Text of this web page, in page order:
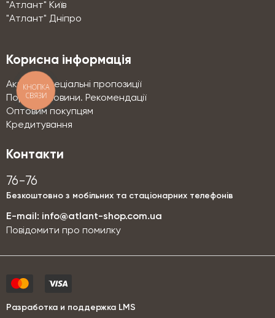
"Атлант" Київ
"Атлант" Дніпро
Корисна інформація
Акції та спеціальні пропозиції
Поради. Новини. Рекомендації
Оптовим покупцям
Кредитування
Контакти
76-76
Безкоштовно з мобільних та стаціонарних телефонів
E-mail: info@atlant-shop.com.ua
Повідомити про помилку
Разработка и поддержка LMS
КНОПКА
СВЯЗИ